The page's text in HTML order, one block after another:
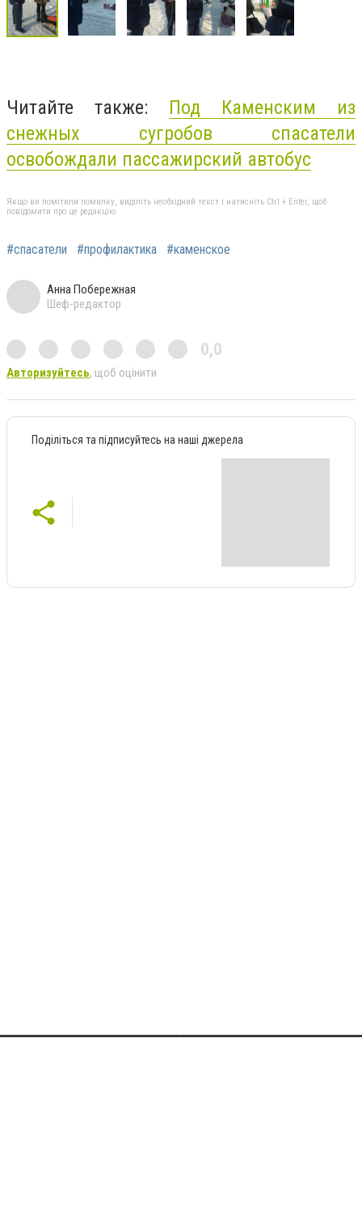
Читайте также: Под Каменским из
снежных сугробов спасатели
освобождали пассажирский автобус
Якщо ви помітили помилку, виділіть необхідний текст і натисніть Ctrl + Enter, щоб
повідомити про це редакцію
#спасатели #профилактика #каменское
Анна Побережная
Шеф-редактор
0,0
Авторизуйтесь, щоб оцінити
Поділіться та підписуйтесь на наші джерела